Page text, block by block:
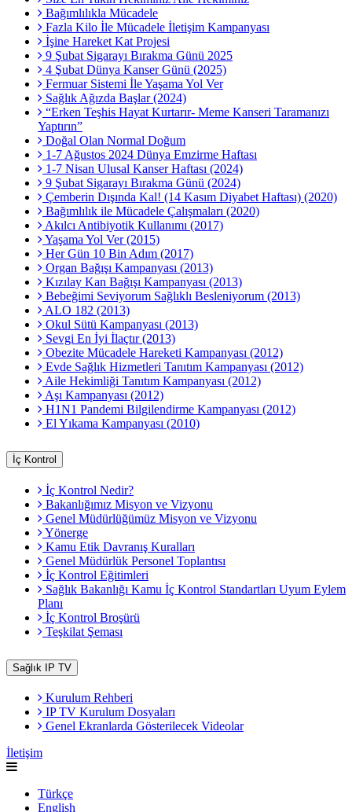
Bağımlılıkla Mücadele
Fazla Kilo İle Mücadele İletişim Kampanyası
İşine Hareket Kat Projesi
9 Şubat Sigarayı Bırakma Günü 2025
4 Şubat Dünya Kanser Günü (2025)
Fermuar Sistemi İle Yaşama Yol Ver
Sağlık Ağızda Başlar (2024)
“Erken Teşhis Hayat Kurtarır- Meme Kanseri Taramanızı
Yaptırın”
Doğal Olan Normal Doğum
1-7 Ağustos 2024 Dünya Emzirme Haftası
1-7 Nisan Ulusal Kanser Haftası (2024)
9 Şubat Sigarayı Bırakma Günü (2024)
Çemberin Dışında Kal! (14 Kasım Diyabet Haftası) (2020)
Bağımlılık ile Mücadele Çalışmaları (2020)
Akılcı Antibiyotik Kullanımı (2017)
Yaşama Yol Ver (2015)
Her Gün 10 Bin Adım (2017)
Organ Bağışı Kampanyası (2013)
Kızılay Kan Bağışı Kampanyası (2013)
Bebeğimi Seviyorum Sağlıklı Besleniyorum (2013)
ALO 182 (2013)
Okul Sütü Kampanyası (2013)
Sevgi En İyi İlaçtır (2013)
Obezite Mücadele Hareketi Kampanyası (2012)
Evde Sağlık Hizmetleri Tanıtım Kampanyası (2012)
Aile Hekimliği Tanıtım Kampanyası (2012)
Aşı Kampanyası (2012)
H1N1 Pandemi Bilgilendirme Kampanyası (2012)
El Yıkama Kampanyası (2010)
İç Kontrol
İç Kontrol Nedir?
Bakanlığımız Misyon ve Vizyonu
Genel Müdürlüğümüz Misyon ve Vizyonu
Yönerge
Kamu Etik Davranış Kuralları
Genel Müdürlük Personel Toplantısı
İç Kontrol Eğitimleri
Sağlık Bakanlığı Kamu İç Kontrol Standartları Uyum Eylem
Planı
İç Kontrol Broşürü
Teşkilat Şeması
Sağlık IP TV
Kurulum Rehberi
IP TV Kurulum Dosyaları
Genel Ekranlarda Gösterilecek Videolar
İletişim
Türkçe
English